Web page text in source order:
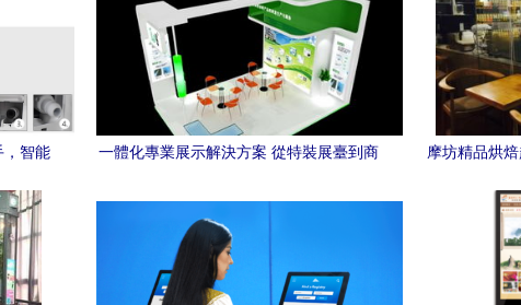
，智能
一體化專業展示解決方案 從特裝展臺到商
摩坊精品烘